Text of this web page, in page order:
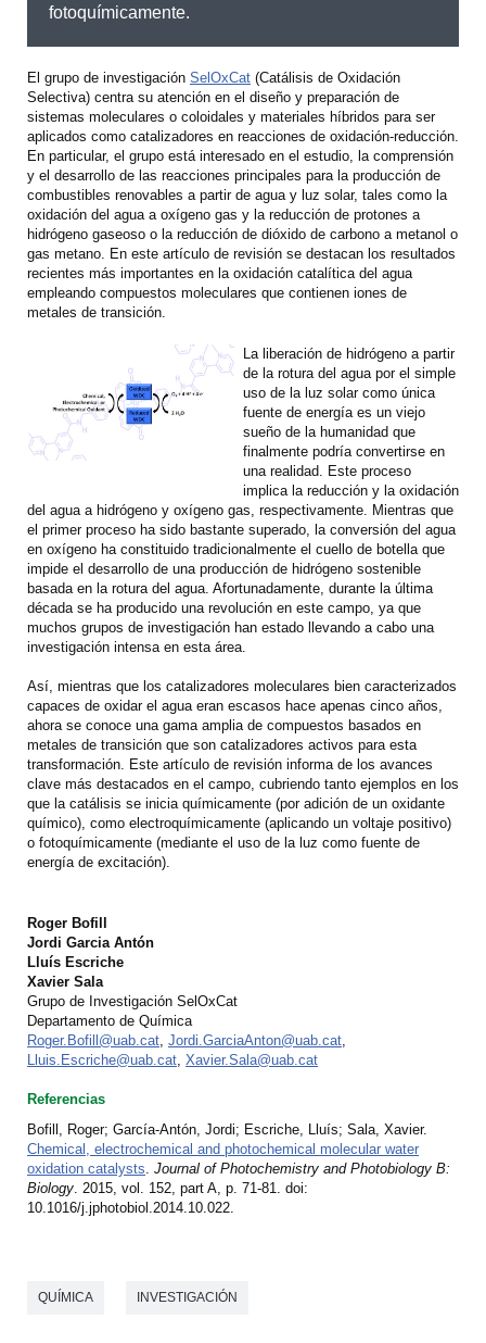
fotoquímicamente.
El grupo de investigación SelOxCat (Catálisis de Oxidación
Selectiva) centra su atención en el diseño y preparación de
sistemas moleculares o coloidales y materiales híbridos para ser
aplicados como catalizadores en reacciones de oxidación-reducción.
En particular, el grupo está interesado en el estudio, la comprensión
y el desarrollo de las reacciones principales para la producción de
combustibles renovables a partir de agua y luz solar, tales como la
oxidación del agua a oxígeno gas y la reducción de protones a
hidrógeno gaseoso o la reducción de dióxido de carbono a metanol o
gas metano. En este artículo de revisión se destacan los resultados
recientes más importantes en la oxidación catalítica del agua
empleando compuestos moleculares que contienen iones de
metales de transición.
La liberación de hidrógeno a partir
de la rotura del agua por el simple
uso de la luz solar como única
fuente de energía es un viejo
sueño de la humanidad que
finalmente podría convertirse en
una realidad. Este proceso
implica la reducción y la oxidación
del agua a hidrógeno y oxígeno gas, respectivamente. Mientras que
el primer proceso ha sido bastante superado, la conversión del agua
en oxígeno ha constituido tradicionalmente el cuello de botella que
impide el desarrollo de una producción de hidrógeno sostenible
basada en la rotura del agua. Afortunadamente, durante la última
década se ha producido una revolución en este campo, ya que
muchos grupos de investigación han estado llevando a cabo una
investigación intensa en esta área.
Así, mientras que los catalizadores moleculares bien caracterizados
capaces de oxidar el agua eran escasos hace apenas cinco años,
ahora se conoce una gama amplia de compuestos basados ​​en
metales de transición que son catalizadores activos para esta
transformación. Este artículo de revisión informa de los avances
clave más destacados en el campo, cubriendo tanto ejemplos en los
que la catálisis se inicia químicamente (por adición de un oxidante
químico), como electroquímicamente (aplicando un voltaje positivo)
o fotoquímicamente (mediante el uso de la luz como fuente de
energía de excitación).
Roger Bofill
Jordi Garcia Antón
Lluís Escriche
Xavier Sala
Grupo de Investigación SelOxCat
Departamento de Química
Roger.Bofill@uab.cat, Jordi.GarciaAnton@uab.cat,
Lluis.Escriche@uab.cat, Xavier.Sala@uab.cat
Referencias
Bofill, Roger; García-Antón, Jordi; Escriche, Lluís; Sala, Xavier.
Chemical, electrochemical and photochemical molecular water
oxidation catalysts. Journal of Photochemistry and Photobiology B:
Biology. 2015, vol. 152, part A, p. 71-81. doi:
10.1016/j.jphotobiol.2014.10.022.
QUÍMICA INVESTIGACIÓN